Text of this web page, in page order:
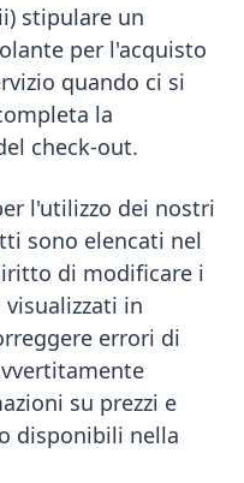
stipulare un
per l'acquisto
quando ci si
la
check-out.
l'utilizzo dei nostri
sono elencati nel
di modificare i
in
errori di
su prezzi e
disponibili nella